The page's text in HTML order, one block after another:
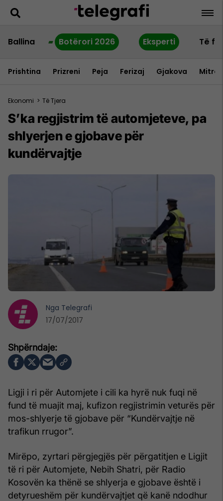
Ballina Botërori 2026 Eksperti Të
Prishtina Prizreni Peja Ferizaj Gjakova
Ekonomi > Të Tjera
S’ka regjistrim të automjeteve, pa
shlyerjen e gjobave për
kundërvajtje
Ligji i ri për Automjete i cili ka hyrë nuk fuqi në
fund të muajit maj, kufizon regjistrimin veturës për
mos-shlyerje të gjobave për “Kundërvajtje në
trafikun rrugor”.
Mirëpo, zyrtari përgjegjës për përgatitjen e Ligjit
të ri për Automjete, Nebih Shatri, për Radio
Kosovën ka thënë se shlyerja e gjobave është i
detyrueshëm për kundërvajtjet që kanë ndodhur
Nga Telegrafi
17/07/2017